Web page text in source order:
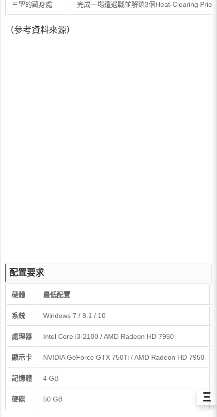
三聖的藏身處 完成一場遭遇戰並解鎖3個Heat-Clearing Priest
（參考資料來源）
配置要求
硬體 最低配置
系統 Windows 7 / 8.1 / 10
處理器 Intel Core i3-2100 / AMD Radeon HD 7950
顯示卡 NVIDIA GeForce GTX 750Ti / AMD Radeon HD 7950
記憶體 4 GB
硬碟 50 GB Ξ